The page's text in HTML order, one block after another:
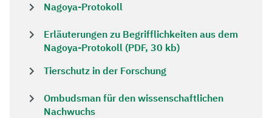
Nagoya-Protokoll
Erläuterungen zu Begrifflichkeiten aus dem
Nagoya-Protokoll (PDF, 30 kb)
Tierschutz in der Forschung
Ombudsman für den wissenschaftlichen
Nachwuchs